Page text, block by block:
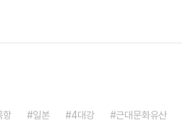
항 일본 4대강 근대문화유산